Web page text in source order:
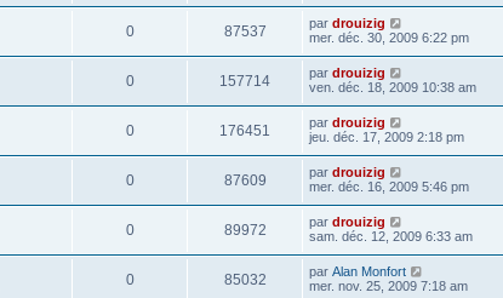
0 87537 par drouizig
mer. déc. 30, 2009 6:22 pm
0 157714 par drouizig
ven. déc. 18, 2009 10:38 am
0 176451 par drouizig
jeu. déc. 17, 2009 2:18 pm
0 87609 par drouizig
mer. déc. 16, 2009 5:46 pm
0 89972 par drouizig
sam. déc. 12, 2009 6:33 am
0 85032 par Alan Monfort
mer. nov. 25, 2009 7:18 am